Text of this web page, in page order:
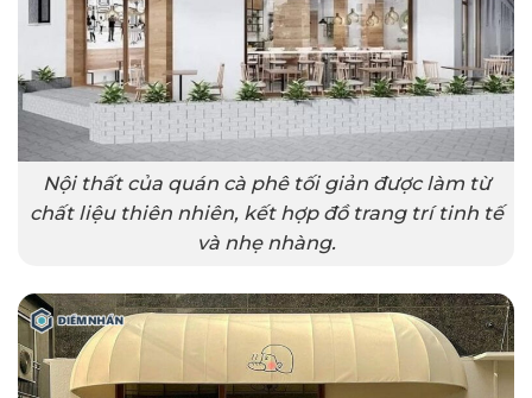
Nội thất của quán cà phê tối giản được làm từ
chất liệu thiên nhiên, kết hợp đồ trang trí tinh tế
và nhẹ nhàng.